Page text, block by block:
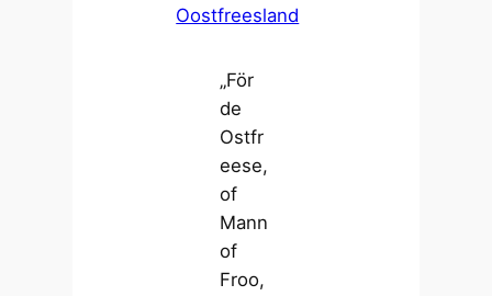
Oostfreesland
„För
de
Ostfr
eese,
of
Mann
of
Froo,